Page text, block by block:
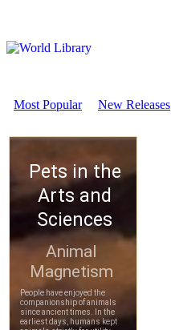
Most Popular New Releases